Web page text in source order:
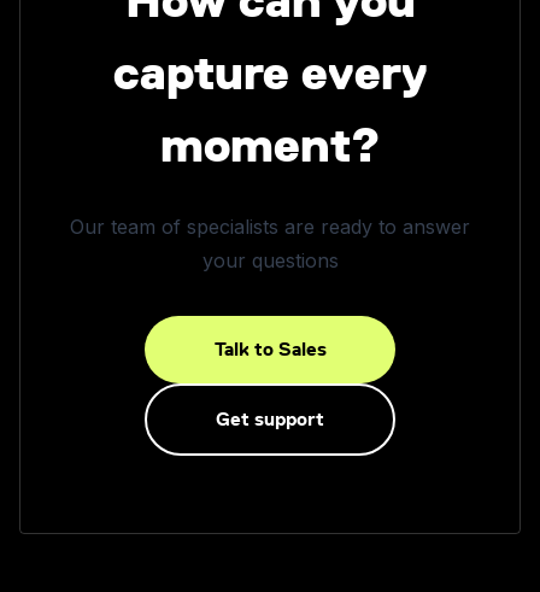
capture every
moment?
Our team of specialists are ready to answer
your questions
Talk to Sales
Get support